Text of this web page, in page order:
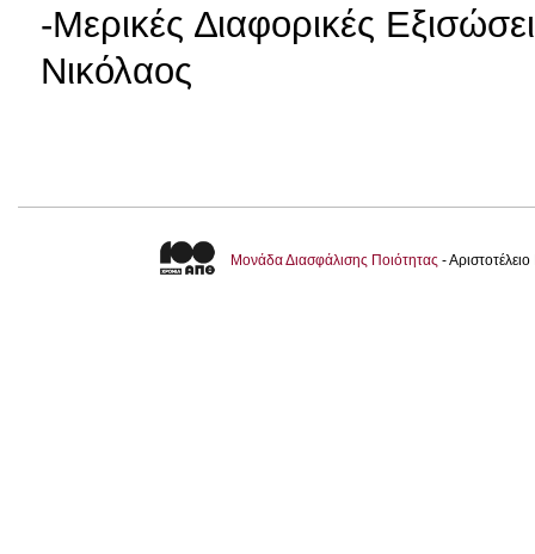
-Μερικές ∆ιαφορικές
Νικόλαος
Μονάδα Διασφάλισης Ποιότητας -